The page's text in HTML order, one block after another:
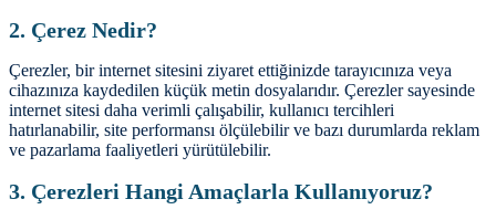
2. Çerez Nedir?
Çerezler, bir internet sitesini ziyaret ettiğinizde tarayıcınıza veya
cihazınıza kaydedilen küçük metin dosyalarıdır. Çerezler sayesinde
internet sitesi daha verimli çalışabilir, kullanıcı tercihleri
hatırlanabilir, site performansı ölçülebilir ve bazı durumlarda reklam
ve pazarlama faaliyetleri yürütülebilir.
3. Çerezleri Hangi Amaçlarla Kullanıyoruz?